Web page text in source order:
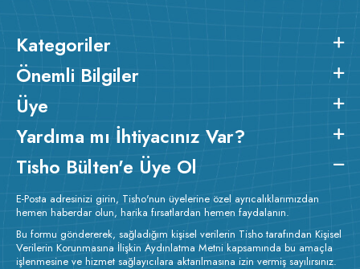
Kategoriler
Önemli Bilgiler
Üye
Yardıma mı İhtiyacınız Var?
Tisho Bülten'e Üye Ol
E-Posta adresinizi girin, Tisho'nun üyelerine özel ayrıcalıklarımızdan
hemen haberdar olun, harika fırsatlardan hemen faydalanın.
Bu formu göndererek, sağladığım kişisel verilerin Tisho tarafından Kişisel
Verilerin Korunmasına İlişkin Aydınlatma Metni kapsamında bu amaçla
işlenmesine ve hizmet sağlayıcılara aktarılmasına izin vermiş sayılırsınız.